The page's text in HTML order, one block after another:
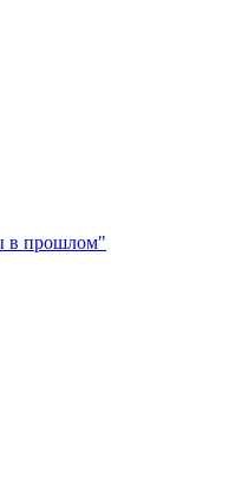
в прошлом"